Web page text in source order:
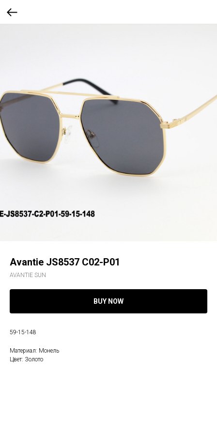
Avantie JS8537 C02-P01
AVANTIE SUN
BUY NOW
59-15-148
Материал: Монель
Цвет: Золото